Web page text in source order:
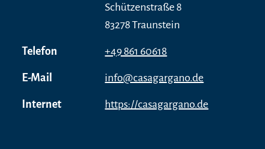
Schützenstraße 8
83278 Traunstein
Telefon +49 861 60618
E-Mail info@casagargano.de
Internet https://casagargano.de